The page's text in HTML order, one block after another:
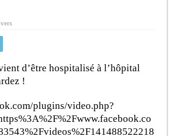
Cie : Ousmane Kane prédit une « cascade de
médiation sénégalaise a présenté les contours de
d’être hospitalisé à l’hôpital
!
plugins/video.php?